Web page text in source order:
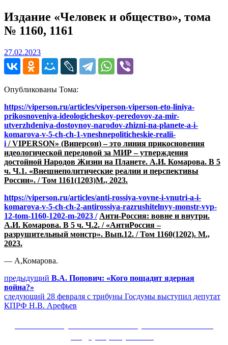
Издание «Человек и общество», тома
№ 1160, 1161
27.02.202327.02.2023
Опубликованы Тома:
https://viperson.ru/articles/viperson-viperson-eto-liniya-
prikosnoveniya-ideologicheskoy-peredovoy-za-mir-
utverzhdeniya-dostoynoy-narodov-zhizni-na-planete-a-i-
komarova-v-5-ch-ch-1-vneshnepoliticheskie-realii-
i /VIPERSON» (Виперсон) – это линия прикосновения
идеологической передовой за МИР – утверждения
достойной Народов Жизни на Планете. А.И. Комарова. В 5
ч. Ч.1. «Внешнеполитические реалии и перспективы
России». / Том 1161(1203)М., 2023.
https://viperson.ru/articles/anti-rossiya-vovne-i-vnutri-a-i-
komarova-v-5-ch-ch-2-antirossiya-razrushitelnyy-monstr-vyp-
12-tom-1160-1202-m-2023 / Анти-Россия: вовне и внутри.
А.И. Комарова. В 5 ч. Ч.2. / «АнтиРоссия –
разрушительный монстр». Вып.12. / Том 1160(1202). М.,
2023.
— А,Комарова.
Навигация
по
записям
предыдущий Предыдущий
В.А. Попович: «Кого пощадит ядерная
война?»
следующий Следующее
сообщение:
28 февраля с трибуны Госдумы выступил депутат
КПРФ Н.В. Арефьев